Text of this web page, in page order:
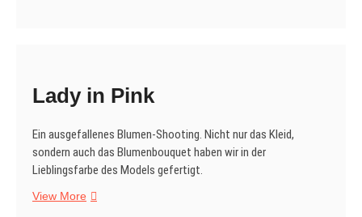
Lady in Pink
Ein ausgefallenes Blumen-Shooting. Nicht nur das Kleid,
sondern auch das Blumenbouquet haben wir in der
Lieblingsfarbe des Models gefertigt.
View MoreLady